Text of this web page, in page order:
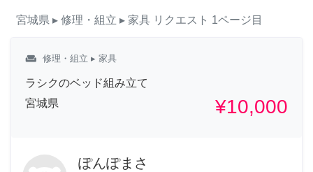
宮城県 ▸ 修理・組立 ▸ 家具 リクエスト 1ページ目
weekend 修理・組立 ▸ 家具
ラシクのベッド組み立て
宮城県
¥10,000
ぽんぽまさ